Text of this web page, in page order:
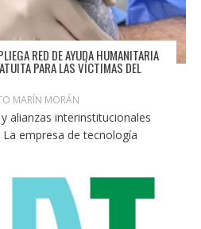
RED DE AYUDA HUMANITARIA
PARA LAS VÍCTIMAS DEL
MARÍN MORÁN
alianzas interinstitucionales
empresa de tecnología